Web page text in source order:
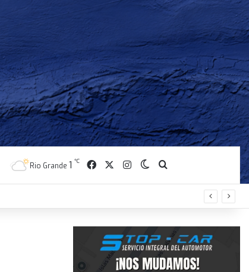
Rio Grande 1 ℃ FacebookInstagramSwitch skin
Buscar